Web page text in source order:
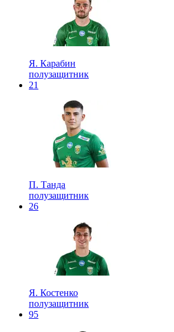
Я. Карабин
полузащитник
21
П. Танда
полузащитник
26
Я. Костенко
полузащитник
95